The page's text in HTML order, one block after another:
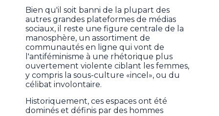
Bien qu'il soit banni de la plupart des
autres grandes plateformes de médias
sociaux, il reste une figure centrale de la
manosphère, un assortiment de
communautés en ligne qui vont de
l'antiféminisme à une rhétorique plus
ouvertement violente ciblant les femmes,
y compris la sous-culture «incel», ou du
célibat involontaire.
Historiquement, ces espaces ont été
dominés et définis par des hommes